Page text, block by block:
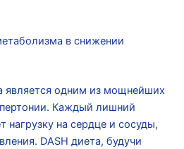
в снижении
является одним из мощнейших
Каждый лишний
нагрузку на сердце и сосуды,
DASH диета, будучи